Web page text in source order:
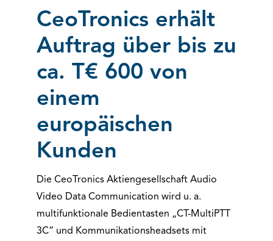
Investoren
LinkedIn
ProdukteCeoTronics erhält
Auftrag über bis zu
ca. T€ 600 von
einem
europäischen
Kunden
Die CeoTronics Aktiengesellschaft Audio
Video Data Communication wird u. a.
multifunktionale Bedientasten „CT-MultiPTT
3C“ und Kommunikationsheadsets mit